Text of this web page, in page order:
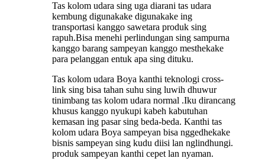
Tas kolom udara sing uga diarani tas udara
kembung digunakake digunakake ing
transportasi kanggo sawetara produk sing
rapuh.Bisa menehi perlindungan sing sampurna
kanggo barang sampeyan kanggo mesthekake
para pelanggan entuk apa sing dituku.
Tas kolom udara Boya kanthi teknologi cross-
link sing bisa tahan suhu sing luwih dhuwur
tinimbang tas kolom udara normal .Iku dirancang
khusus kanggo nyukupi kabeh kabutuhan
kemasan ing pasar sing beda-beda. Kanthi tas
kolom udara Boya sampeyan bisa nggedhekake
bisnis sampeyan sing kudu diisi lan nglindhungi.
produk sampeyan kanthi cepet lan nyaman.